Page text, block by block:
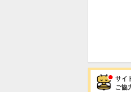
サイ
ご協